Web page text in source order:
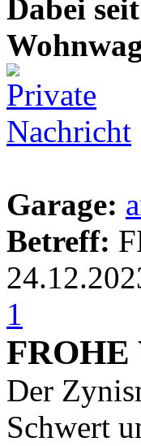
Dabei
Garage:
Betreff:
1
FROHE
Der
Schwert